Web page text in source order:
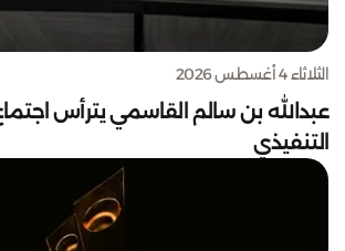
الثلاثاء 4 أغسطس 2026
عبدالله بن سالم القاسمي يترأس
التنفيذي